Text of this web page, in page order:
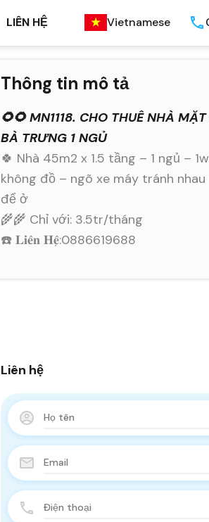
LIÊN HỆ Vietnamese
Thông tin mô tả
🌻🌻 MN1118. CHO THUÊ NHÀ
BÀ TRƯNG 1 NGỦ
🍀 Nhà 45m2 x 1.5 tầng – 1 ngủ –
không đồ – ngõ xe máy tránh
để ở
🌾🌾 Chỉ với: 3.5tr/tháng
☎️ 𝐋𝐢𝐞̂𝐧 𝐇𝐞̣̂:0886619688
Liên hệ